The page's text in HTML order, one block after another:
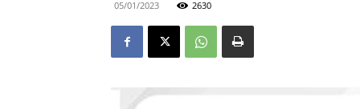
05/01/2023 2630